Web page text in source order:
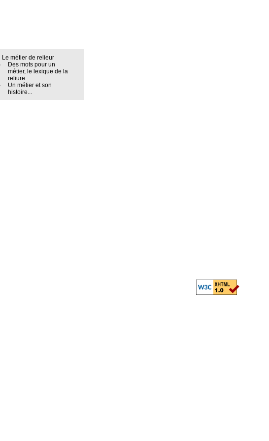
Le métier de relieur
Des mots pour un
métier, le lexique de la
reliure
Un métier et son
histoire...